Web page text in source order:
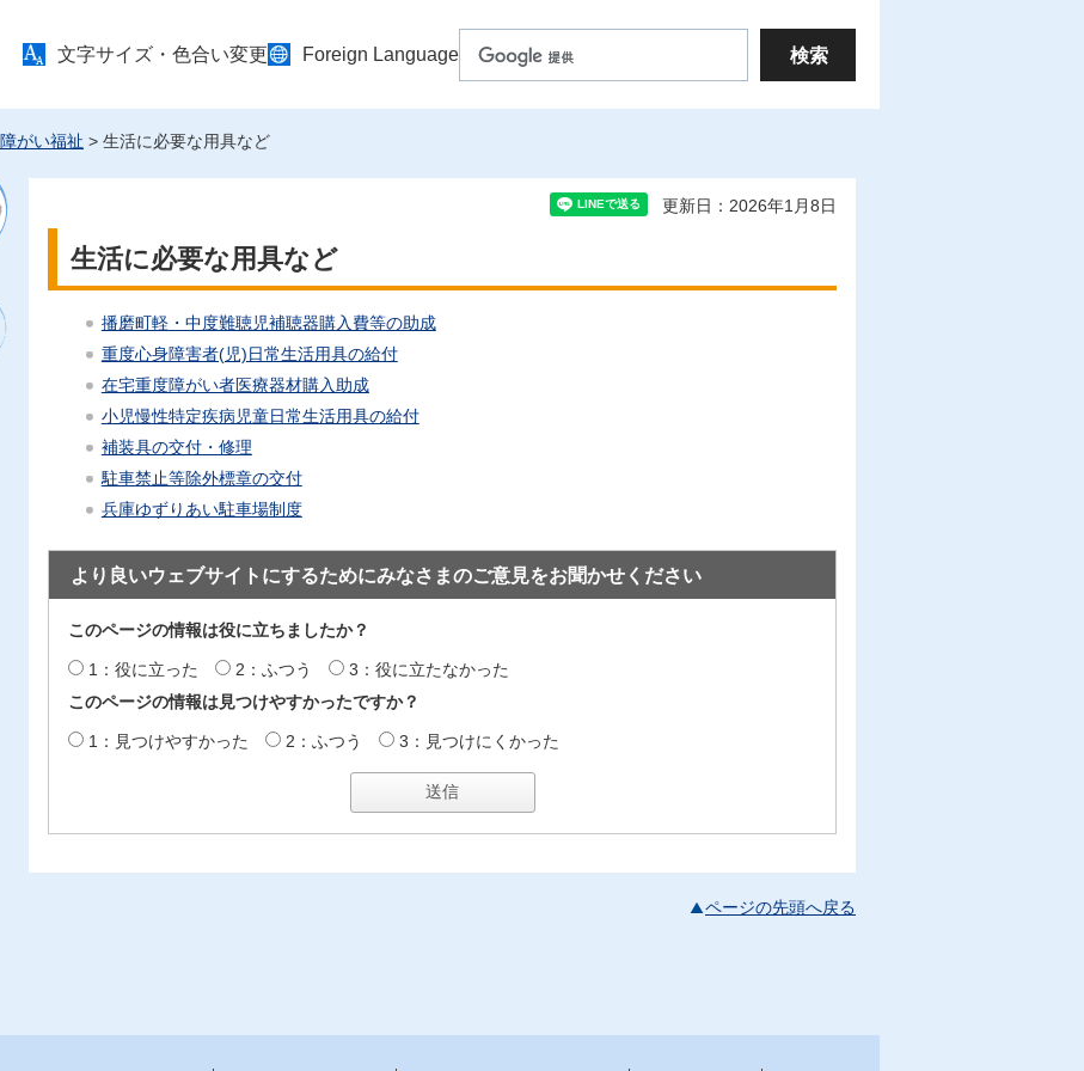
文字サイズ・色合い変更 Foreign Language
障がい福祉 > 生活に必要な用具など
更新日：2026年1月8日
生活に必要な用具など
播磨町軽・中度難聴児補聴器購入費等の助成
重度心身障害者(児)日常生活用具の給付
在宅重度障がい者医療器材購入助成
小児慢性特定疾病児童日常生活用具の給付
補装具の交付・修理
駐車禁止等除外標章の交付
兵庫ゆずりあい駐車場制度
より良いウェブサイトにするためにみなさまのご意見をお聞かせください
このページの情報は役に立ちましたか？
1：役に立った 2：ふつう
3：役に立たなかった
このページの情報は見つけやすかったですか？
1：見つけやすかった 2：ふつう 3：見つけにくかった
ページの先頭へ戻る